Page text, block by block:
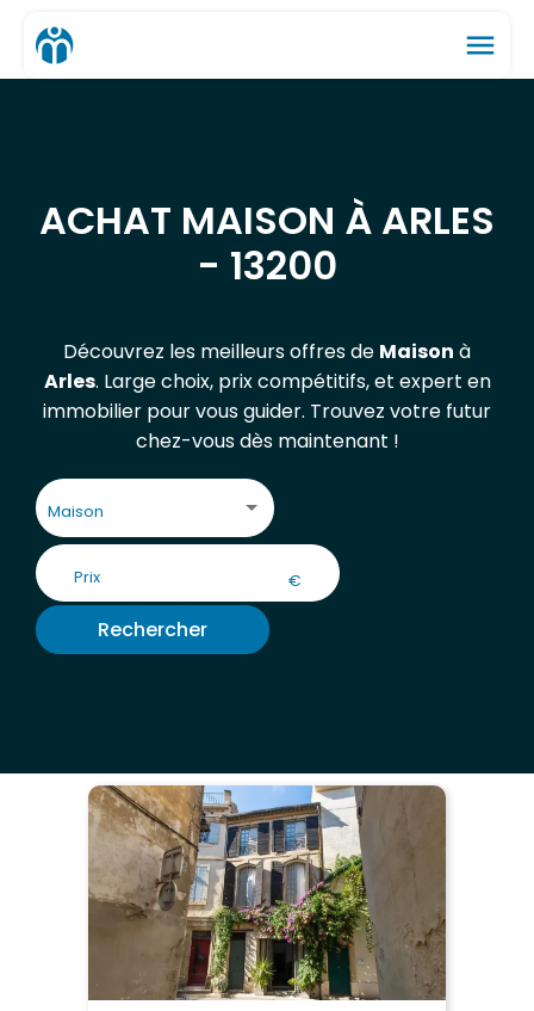
menu
ACHAT MAISON À ARLES
- 13200
Découvrez les meilleurs offres de Maison à
Arles. Large choix, prix compétitifs, et expert en
immobilier pour vous guider. Trouvez votre futur
chez-vous dès maintenant !
Maison
€
Rechercher